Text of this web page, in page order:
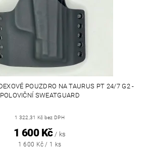
POUZDRO NA TAURUS PT 24/7 G2 -
POLOVIČNÍ SWEATGUARD
1 322,31 Kč bez DPH
1 600 Kč / ks
1 600 Kč / 1 ks